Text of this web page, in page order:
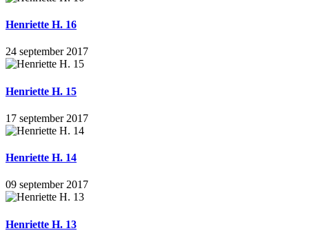
Henriette H. 16
24 september 2017
Henriette H. 15
17 september 2017
Henriette H. 14
09 september 2017
Henriette H. 13